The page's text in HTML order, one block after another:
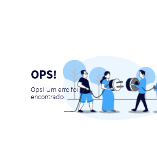
OPS!
Ops! Um erro foi
encontrado.